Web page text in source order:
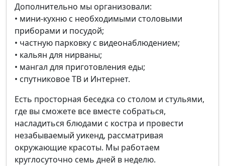
Дополнительно мы организовали:
• мини-кухню с необходимыми столовыми
приборами и посудой;
• частную парковку с видеонаблюдением;
• кальян для нирваны;
• мангал для приготовления еды;
• спутниковое ТВ и Интернет.
Есть просторная беседка со столом и стульями,
где вы сможете все вместе собраться,
насладиться блюдами с костра и провести
незабываемый уикенд, рассматривая
окружающие красоты. Мы работаем
круглосуточно семь дней в неделю.